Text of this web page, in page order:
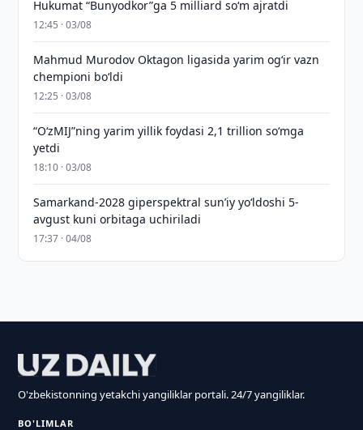
Hukumat “Bunyodkor”ga 5 milliard so‘m ajratdi
12:45 · 03/08
Mahmud Murodov Oktagon ligasida yarim og‘ir vazn
chempioni bo‘ldi
12:25 · 03/08
“O‘zMIJ”ning yarim yillik foydasi 2,1 trillion so‘mga
yetdi
18:10 · 03/08
Samarkand-2028 giperspektral sun’iy yo‘ldoshi 5-
avgust kuni orbitaga uchiriladi
17:37 · 04/08
O'zbekistonning yetakchi yangiliklar portali. 24/7 yangiliklar.
BO'LIMLAR